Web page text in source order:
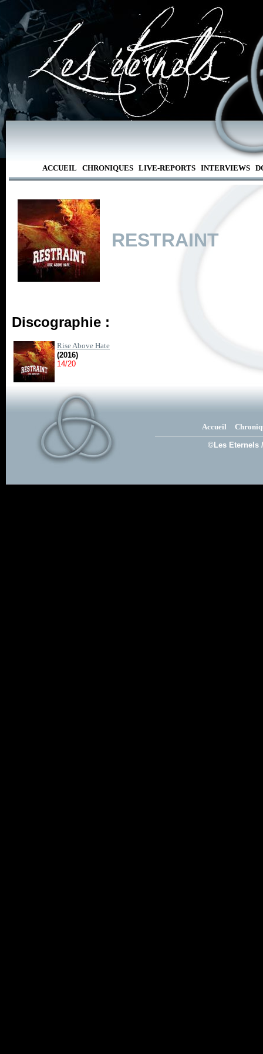
ACCUEIL CHRONIQUES LIVE-REPORTS INTERVIEWS
RESTRAINT
Discographie :
Rise Above Hate
(2016)
14/20
Accueil
©Les Eternels